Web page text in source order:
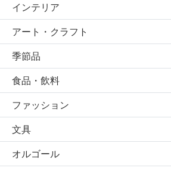
インテリア
アート・クラフト
季節品
食品・飲料
ファッション
文具
オルゴール